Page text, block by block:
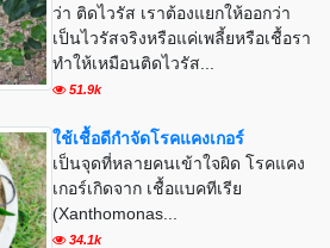
ว่า ติดไวรัส เราต้องแยกให้ออกว่า
เป็นไวรัสจริงหรือแค่เพลี้ยหรือเชื้อรา
ทำให้เหมือนติดไวรัส...
51.9k
ใช้เชื้อดีกำจัดโรคแคงเกอร์
เป็นจุดที่หลายคนเข้าใจผิด โรคแคง
เกอร์เกิดจาก เชื้อแบคทีเรีย
(Xanthomonas...
34.1k